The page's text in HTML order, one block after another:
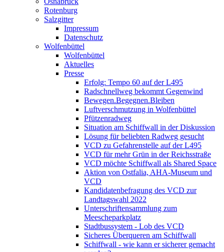
Rotenburg
Salzgitter
Impressum
Datenschutz
Wolfenbüttel
Wolfenbüttel
Aktuelles
Presse
Erfolg: Tempo 60 auf der L495
Radschnellweg bekommt Gegenwind
Bewegen.Begegnen.Bleiben
Luftverschmutzung in Wolfenbüttel
Pfützenradweg
Situation am Schiffwall in der Diskussion
Lösung für beliebten Radweg gesucht
VCD zu Gefahrenstelle auf der L495
VCD für mehr Grün in der Reichsstraße
VCD möchte Schiffwall als Shared Space
Aktion von Ostfalia, AHA-Museum und
VCD
Kandidatenbefragung des VCD zur
Landtagswahl 2022
Unterschriftensammlung zum
Meescheparkplatz
Stadtbussystem - Lob des VCD
Sicheres Überqueren am Schiffwall
Schiffwall - wie kann er sicherer gemacht